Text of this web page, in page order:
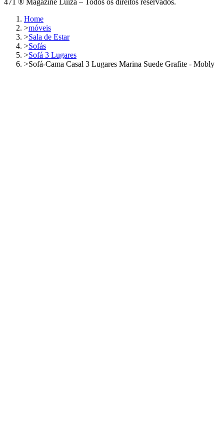
471 ® Magazine Luiza – Todos os direitos reservados.
Home
>móveis
>Sala de Estar
>Sofás
>Sofá 3 Lugares
>Sofá-Cama Casal 3 Lugares Marina Suede Grafite - Mobly